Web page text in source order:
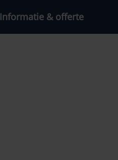
Informatie & offerte